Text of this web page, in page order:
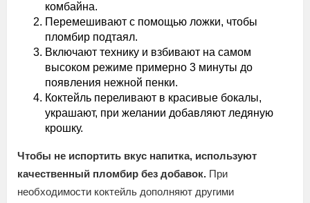
комбайна.
Перемешивают с помощью ложки, чтобы
пломбир подтаял.
Включают технику и взбивают на самом
высоком режиме примерно 3 минуты до
появления нежной пенки.
Коктейль переливают в красивые бокалы,
украшают, при желании добавляют ледяную
крошку.
Чтобы не испортить вкус напитка, используют
качественный пломбир без добавок. При
необходимости коктейль дополняют другими